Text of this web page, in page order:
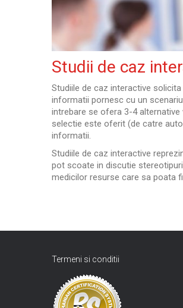
Studii de caz
Studiile de caz interactive
informatii pornesc cu un
intrebare se ofera 3-4
selectie este oferit (de catre
informatii.
Studiile de caz interactive
pot scoate in discutie
medicilor resurse care sa poata
Termeni si conditii